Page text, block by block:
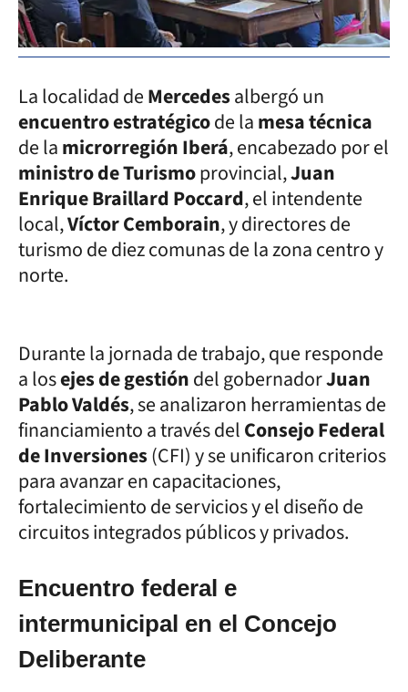
La localidad deMercedesalbergó un
encuentro estratégicode lamesa técnica
de lamicrorregión Iberá, encabezado por el
ministro de Turismoprovincial,Juan
Enrique Braillard Poccard, el intendente
local,Víctor Cemborain, y directores de
turismo de diez comunas de la zona centro y
norte.
Durante la jornada de trabajo, que responde
a losejes de gestióndel gobernadorJuan
Pablo Valdés, se analizaron herramientas de
financiamiento a través delConsejo Federal
de Inversiones(CFI) y se unificaron criterios
para avanzar en capacitaciones,
fortalecimiento de servicios y el diseño de
circuitos integrados públicos y privados.
Encuentro federal e
intermunicipal en el Concejo
Deliberante